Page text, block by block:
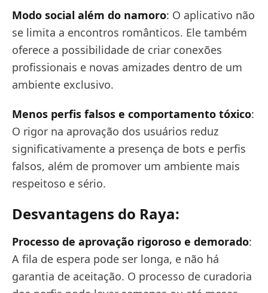
Modo social além do namoro: O aplicativo não
se limita a encontros românticos. Ele também
oferece a possibilidade de criar conexões
profissionais e novas amizades dentro de um
ambiente exclusivo.
Menos perfis falsos e comportamento tóxico:
O rigor na aprovação dos usuários reduz
significativamente a presença de bots e perfis
falsos, além de promover um ambiente mais
respeitoso e sério.
Desvantagens do Raya:
Processo de aprovação rigoroso e demorado:
A fila de espera pode ser longa, e não há
garantia de aceitação. O processo de curadoria